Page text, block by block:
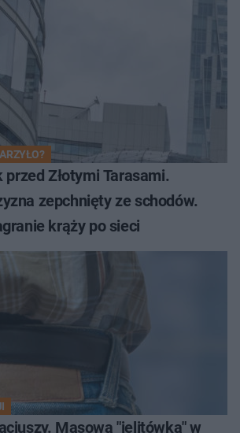
Złotymi Tarasami.
zepchnięty ze schodów.
krąży po sieci
Masowa "jelitówka" w